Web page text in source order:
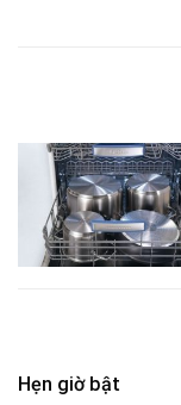
Hẹn giờ bật